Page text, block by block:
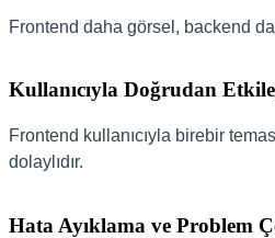
Frontend daha görsel, backend
Kullanıcıyla Doğrudan
Frontend kullanıcıyla birebir
dolaylıdır.
Hata Ayıklama ve Problem